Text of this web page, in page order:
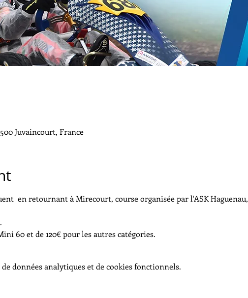
Juvaincourt, France
en retournant à Mirecourt, course organisée par l'ASK Haguenau,
60 et de 120€ pour les autres catégories.
données analytiques et de cookies fonctionnels.